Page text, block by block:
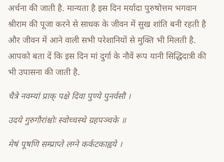
अर्चना की जाती है. मान्यता है इस दिन मर्यादा पुरुषोत्तम भगवान
श्रीराम की पूजा करने से साधक के जीवन में सुख शांति बनी रहती है
और जीवन में आने वाली सभी परेशानियों से मुक्ति भी मिलती है.
आपको बता दें कि इस दिन मां दुर्गा के नौवें रूप यानी सिद्धिदात्री की
भी उपासना की जाती है.
चैत्रे नवम्यां प्राक् पक्षे दिवा पुण्ये पुनर्वसौ ।
उदये गुरुगौरांश्चोः स्वोच्चस्थे ग्रहपञ्चके ॥
मेषं पूषणि सम्प्राप्ते लग्ने कर्कटकाह्वये ।